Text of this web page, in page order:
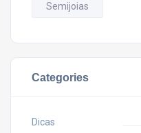
Semijoias
Categories
Dicas